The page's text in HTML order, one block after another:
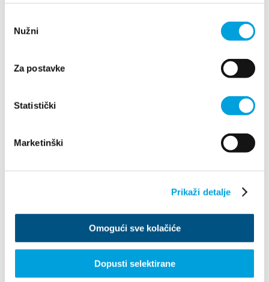
pristanka
Nužni
Za postavke
Statistički
Marketinški
Prikaži detalje
Omogući sve kolačiće
Dopusti selektirane
Villa Nika, Kamberovo šetalište 30
Wskazówki